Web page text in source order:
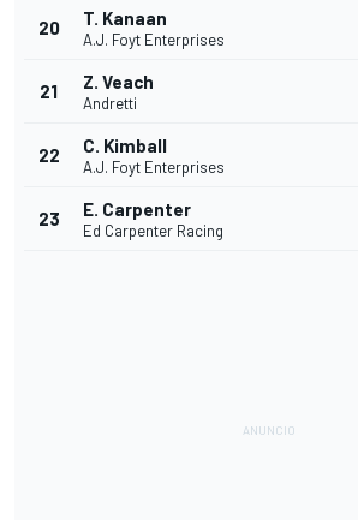
20 T. Kanaan
A.J. Foyt Enterprises
21 Z. Veach
Andretti
22 C. Kimball
A.J. Foyt Enterprises
23 E. Carpenter
Ed Carpenter Racing